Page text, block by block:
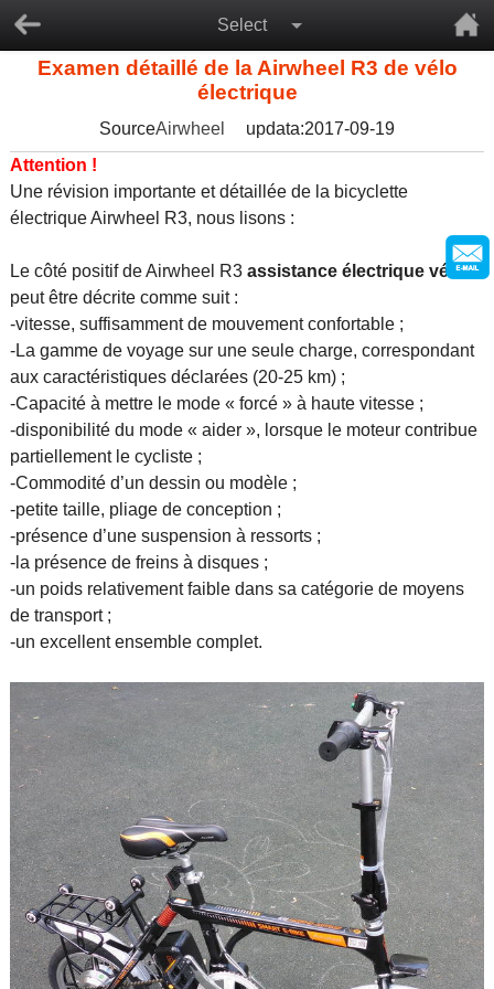
Select
Examen détaillé de la Airwheel R3 de vélo
électrique
SourceAirwheel
updata:2017-09-19
Attention !
Une révision importante et détaillée de la bicyclette
électrique Airwheel R3, nous lisons :
Le côté positif de Airwheel R3 assistance électrique vélo
peut être décrite comme suit :
-vitesse, suffisamment de mouvement confortable ;
-La gamme de voyage sur une seule charge, correspondant
aux caractéristiques déclarées (20-25 km) ;
-Capacité à mettre le mode « forcé » à haute vitesse ;
-disponibilité du mode « aider », lorsque le moteur contribue
partiellement le cycliste ;
-Commodité d’un dessin ou modèle ;
-petite taille, pliage de conception ;
-présence d’une suspension à ressorts ;
-la présence de freins à disques ;
-un poids relativement faible dans sa catégorie de moyens
de transport ;
-un excellent ensemble complet.